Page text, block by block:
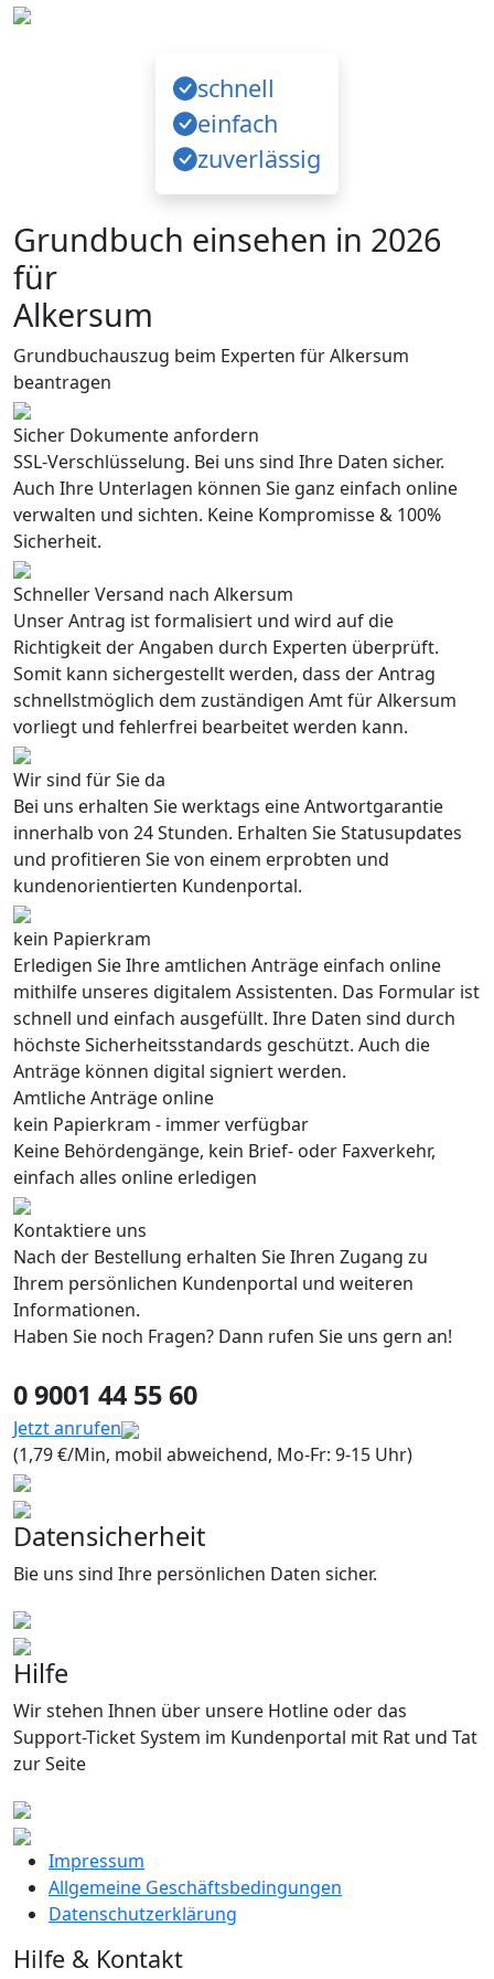
schnell
einfach
zuverlässig
Grundbuch einsehen in 2026
für
Alkersum
Grundbuchauszug beim Experten für Alkersum
beantragen
Sicher Dokumente anfordern
SSL-Verschlüsselung. Bei uns sind Ihre Daten sicher.
Auch Ihre Unterlagen können Sie ganz einfach online
verwalten und sichten. Keine Kompromisse & 100%
Sicherheit.
Schneller Versand nach Alkersum
Unser Antrag ist formalisiert und wird auf die
Richtigkeit der Angaben durch Experten überprüft.
Somit kann sichergestellt werden, dass der Antrag
schnellstmöglich dem zuständigen Amt für Alkersum
vorliegt und fehlerfrei bearbeitet werden kann.
Wir sind für Sie da
Bei uns erhalten Sie werktags eine Antwortgarantie
innerhalb von 24 Stunden. Erhalten Sie Statusupdates
und profitieren Sie von einem erprobten und
kundenorientierten Kundenportal.
kein Papierkram
Erledigen Sie Ihre amtlichen Anträge einfach online
mithilfe unseres digitalem Assistenten. Das Formular ist
schnell und einfach ausgefüllt. Ihre Daten sind durch
höchste Sicherheitsstandards geschützt. Auch die
Anträge können digital signiert werden.
Amtliche Anträge online
kein Papierkram - immer verfügbar
Keine Behördengänge, kein Brief- oder Faxverkehr,
einfach alles online erledigen
Kontaktiere uns
Nach der Bestellung erhalten Sie Ihren Zugang zu
Ihrem persönlichen Kundenportal und weiteren
Informationen.
Haben Sie noch Fragen? Dann rufen Sie uns gern an!
0 9001 44 55 60
Jetzt anrufen
(1,79 €/Min, mobil abweichend, Mo-Fr: 9-15 Uhr)
Datensicherheit
Bie uns sind Ihre persönlichen Daten sicher.
Hilfe
Wir stehen Ihnen über unsere Hotline oder das
Support-Ticket System im Kundenportal mit Rat und Tat
zur Seite
Impressum
Allgemeine Geschäftsbedingungen
Datenschutzerklärung
Hilfe & Kontakt